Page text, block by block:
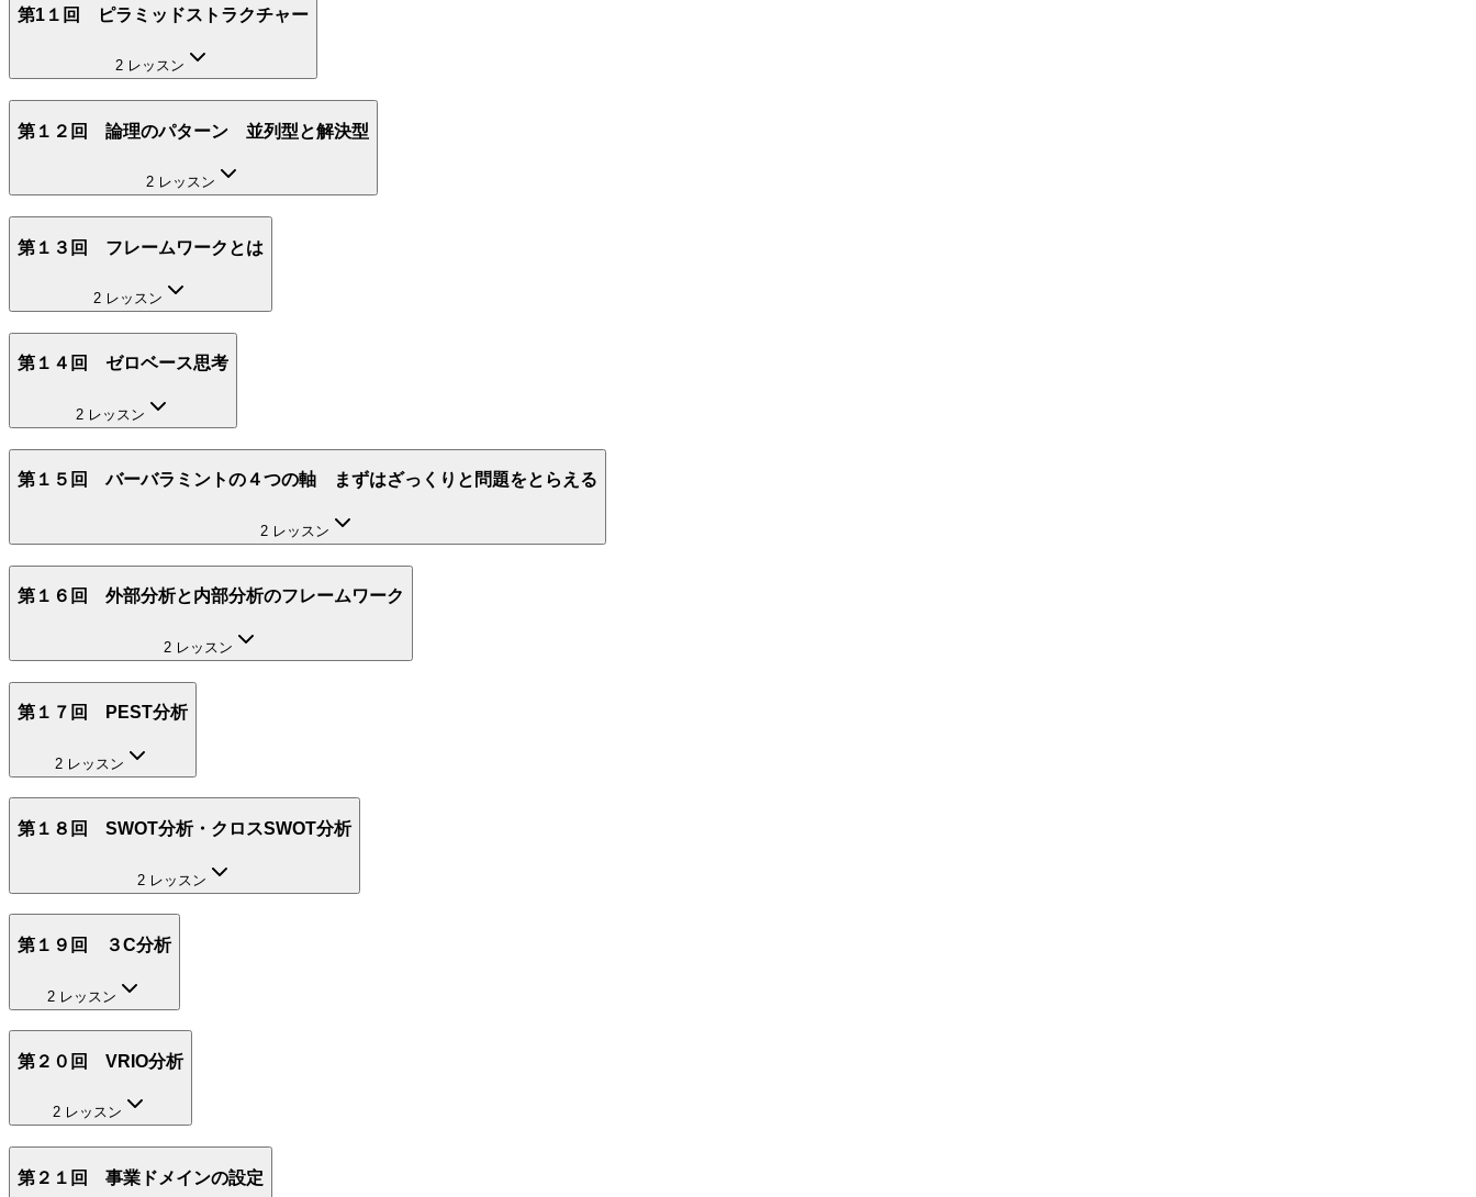
第1１回 ピラミッドストラクチャー
2 レッスン
第１２回 論理のパターン 並列型と解決型
2 レッスン
第１３回 フレームワークとは
2 レッスン
第１４回 ゼロベース思考
2 レッスン
第１５回 バーバラミントの４つの軸 まずはざっくりと問題をとらえる
2 レッスン
第１６回 外部分析と内部分析のフレームワーク
2 レッスン
第１７回 PEST分析
2 レッスン
第１８回 SWOT分析・クロスSWOT分析
2 レッスン
第１９回 ３C分析
2 レッスン
第２０回 VRIO分析
2 レッスン
第２１回 事業ドメインの設定